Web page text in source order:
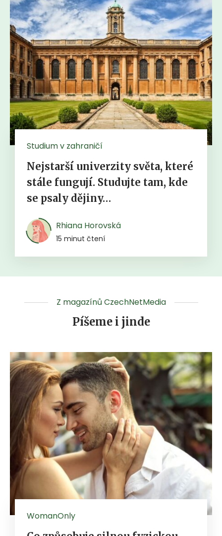
Studium v zahraničí
Nejstarší univerzity světa, které
stále fungují. Studujte tam, kde
se psaly dějiny…
Rhiana Horovská
15 minut čtení
Z magazínů CzechNetMedia
Píšeme i jinde
WomanOnly